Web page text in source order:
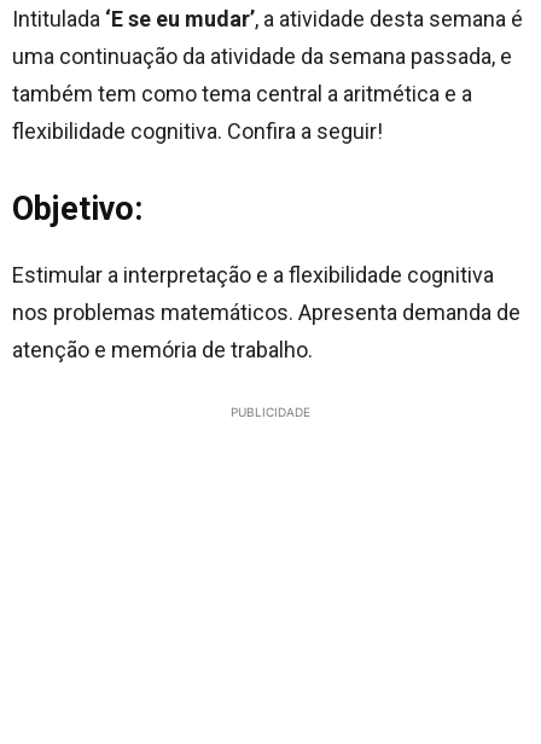
Intitulada ‘E se eu mudar’, a atividade desta semana é
uma continuação da atividade da semana passada, e
também tem como tema central a aritmética e a
flexibilidade cognitiva. Confira a seguir!
Objetivo:
Estimular a interpretação e a flexibilidade cognitiva
nos problemas matemáticos. Apresenta demanda de
atenção e memória de trabalho.
PUBLICIDADE